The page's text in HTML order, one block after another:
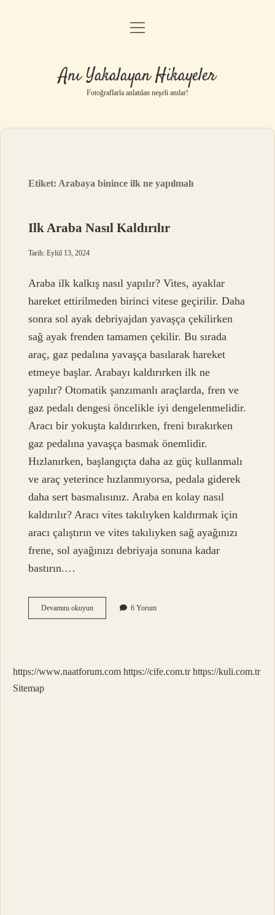
Anasayfa
Yasal Uyarı
menüyü
Anı Yakalayan Hikayeler
Fotoğraflarla anlatılan neşeli anılar!
Etiket: Arabaya binince ilk ne yapılmalı
Ilk Araba Nasıl Kaldırılır
Tarih: Eylül 13, 2024
Araba ilk kalkış nasıl yapılır? Vites, ayaklar
hareket ettirilmeden birinci vitese geçirilir. Daha
sonra sol ayak debriyajdan yavaşça çekilirken
sağ ayak frenden tamamen çekilir. Bu sırada
araç, gaz pedalına yavaşça basılarak hareket
etmeye başlar. Arabayı kaldırırken ilk ne
yapılır? Otomatik şanzımanlı araçlarda, fren ve
gaz pedalı dengesi öncelikle iyi dengelenmelidir.
Aracı bir yokuşta kaldırırken, freni bırakırken
gaz pedalına yavaşça basmak önemlidir.
Hızlanırken, başlangıçta daha az güç kullanmalı
ve araç yeterince hızlanmıyorsa, pedala giderek
daha sert basmalısınız. Araba en kolay nasıl
kaldırılır? Aracı vites takılıyken kaldırmak için
aracı çalıştırın ve vites takılıyken sağ ayağınızı
frene, sol ayağınızı debriyaja sonuna kadar
bastırın.…
Devamını okuyunIlk
Araba
6 Yorum
https://www.naatforum.com https://cife.com.tr https://kuli.com.tr
Sitemap